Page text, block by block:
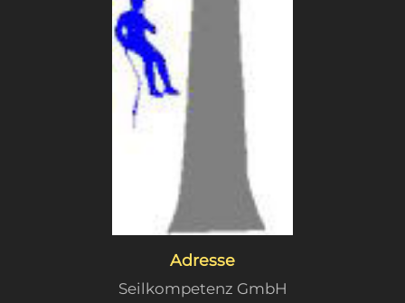
Adresse
Seilkompetenz GmbH